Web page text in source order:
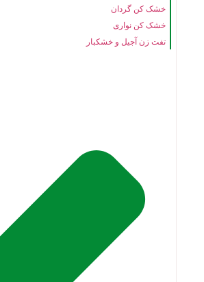
خشک کن گردان
خشک کن نواری
تفت زن آجیل و خشکبار